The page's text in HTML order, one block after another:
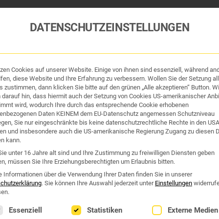
und Hygiene Organe & Organ-Uhr
Westend Online-Shop: Sicher, schnell und 24/7 für Sie da!
Gratisversand ab €50
DATENSCHUTZEINSTELLUNGEN
Cookies auf unserer Website. Einige von ihnen sind essenziell, während
diese Website und Ihre Erfahrung zu verbessern. Wollen Sie der Setzung
zustimmen, dann klicken Sie bitte auf den grünen „Alle akzeptieren“ Button.
hin, dass hiermit auch der Setzung von Cookies US-amerikanischer
wird, wodurch Ihre durch das entsprechende Cookie erhobenen
Daten KEINEM dem EU-Datenschutz angemessen Schutzniveau
Sie nur eingeschränkte bis keine datenschutzrechtliche Rechte in den USA
und insbesondere auch die US-amerikanische Regierung Zugang zu diesen
kann.
unter 16 Jahre alt sind und Ihre Zustimmung zu freiwilligen Diensten geben
müssen Sie Ihre Erziehungsberechtigten um Erlaubnis bitten.
Informationen über die Verwendung Ihrer Daten finden Sie in unserer
. Sie können Ihre Auswahl jederzeit unter Einstellungen
eine Liste der Service-Gruppen, für die eine Einwilligung
Essenziell Statistiken Externe Medien